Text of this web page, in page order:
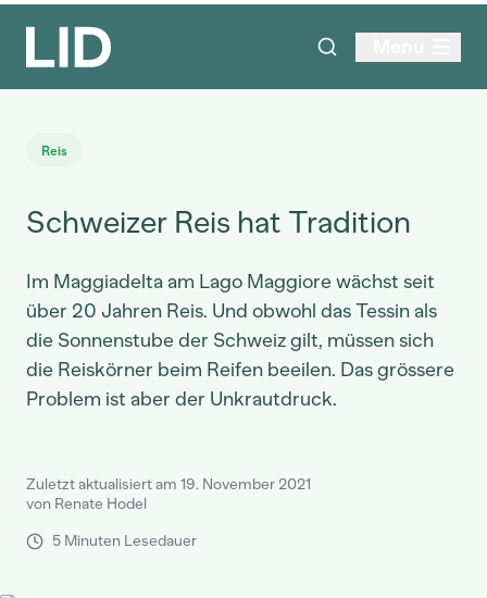
Reis
Schweizer Reis hat Tradition
Im Maggiadelta am Lago Maggiore wächst seit
über 20 Jahren Reis. Und obwohl das Tessin als
die Sonnenstube der Schweiz gilt, müssen sich
die Reiskörner beim Reifen beeilen. Das grössere
Problem ist aber der Unkrautdruck.
Zuletzt aktualisiert am 19. November 2021
von Renate Hodel
5 Minuten Lesedauer